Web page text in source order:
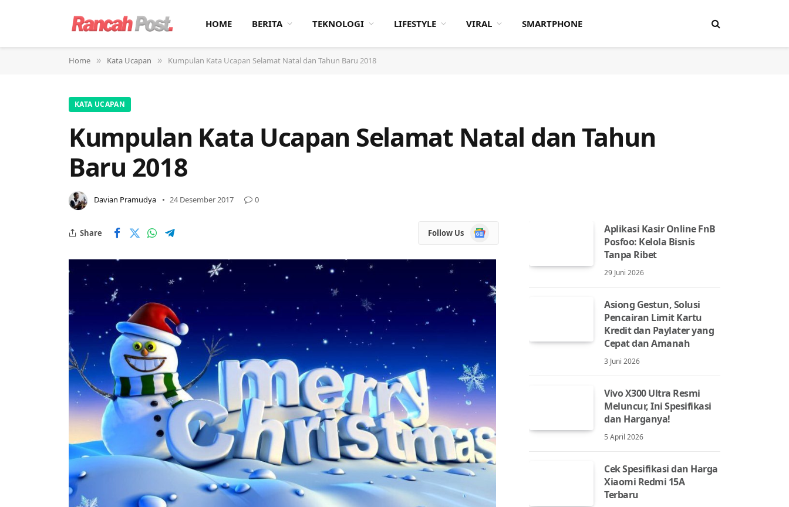
HOME BERITA TEKNOLOGI LIFESTYLE VIRAL SMARTPHONE
Home » Kata Ucapan » Kumpulan Kata Ucapan Selamat Natal dan Tahun Baru 2018
KATA UCAPAN
Kumpulan Kata Ucapan Selamat Natal dan Tahun
Baru 2018
Davian Pramudya 24 Desember 2017 0
Share Follow Us
Google
News
Aplikasi Kasir Online FnB
Posfoo: Kelola Bisnis
Tanpa Ribet
29 Juni 2026
Asiong Gestun, Solusi
Pencairan Limit Kartu
Kredit dan Paylater yang
Cepat dan Amanah
3 Juni 2026
Vivo X300 Ultra Resmi
Meluncur, Ini Spesifikasi
dan Harganya!
5 April 2026
Cek Spesifikasi dan Harga
Xiaomi Redmi 15A
Terbaru